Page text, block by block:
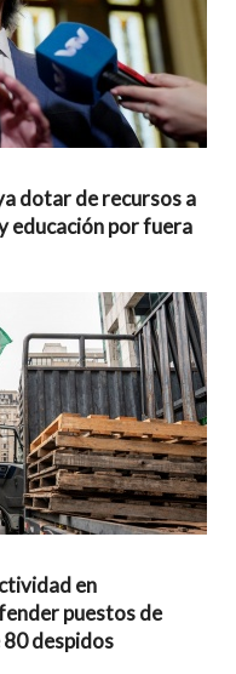
dotar de recursos a
educación por fuera
en
puestos de
despidos